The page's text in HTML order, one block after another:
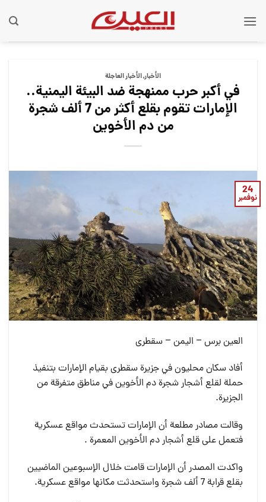
الأخبار,الأخبار العاجلة
في أكبر حرب ممنهجة ضد البيئة اليمنية..
الإمارات تقوم بقلع أكثر من 7 ألف شجرة
من دم الأخوين
24
نوفمبر
العين برس – اليمن – سقطرى
أفاد سكان محليون في جزيرة سقطرى بقيام الإمارات بتنفيذ
حملة لقلع أشجار شجرة دم الأخوين في مناطق متفرقة من
الجزيرة.
وقالت مصادر مطلعة أن الإمارات تستحدث مواقع عسكرية
فتعمل على قلع أشجار دم الأخوين المعمرة .
واكدت المصدر أن الإمارات قامت خلال الإسبوعين الماضيين
بقلع قرابة 7 ألف شجرة واستحدثت مكانها مواقع عسكرية.